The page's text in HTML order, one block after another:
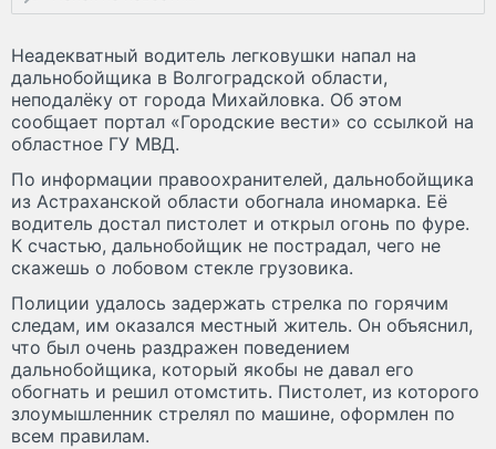
Неадекватный водитель легковушки напал на
дальнобойщика в Волгоградской области,
неподалёку от города Михайловка. Об этом
сообщает портал «Городские вести» со ссылкой на
областное ГУ МВД.
По информации правоохранителей, дальнобойщика
из Астраханской области обогнала иномарка. Её
водитель достал пистолет и открыл огонь по фуре.
К счастью, дальнобойщик не пострадал, чего не
скажешь о лобовом стекле грузовика.
Полиции удалось задержать стрелка по горячим
следам, им оказался местный житель. Он объяснил,
что был очень раздражен поведением
дальнобойщика, который якобы не давал его
обогнать и решил отомстить. Пистолет, из которого
злоумышленник стрелял по машине, оформлен по
всем правилам.